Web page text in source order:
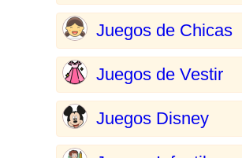
Juegos de Chicas
Juegos de Vestir
Juegos Disney